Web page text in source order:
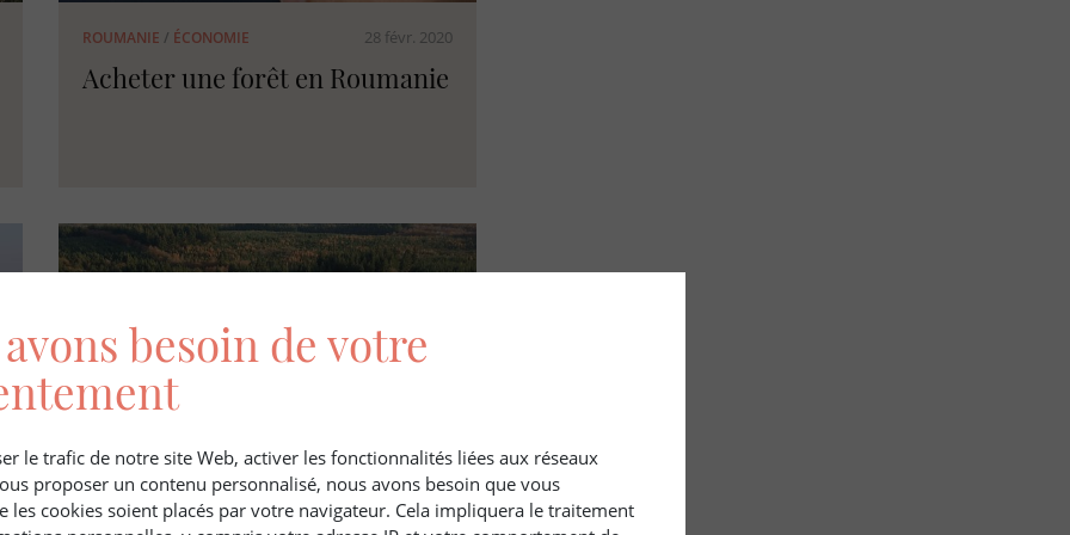
ROUMANIE / ÉCONOMIE 28 févr. 2020
Acheter une forêt en Roumanie
ÉCONOMIE/MARCHÉ DES FORÊTS 28 déc. 2020
besoin de votre
le trafic de notre site Web, activer les fonctionnalités liées aux réseaux
proposer un contenu personnalisé, nous avons besoin que vous
les cookies soient placés par votre navigateur. Cela impliquera le traitement